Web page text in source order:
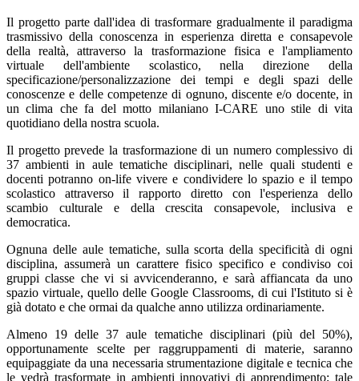
Il progetto parte dall'idea di trasformare gradualmente il paradigma
trasmissivo della conoscenza in esperienza diretta e consapevole
della realtà, attraverso la trasformazione fisica e l'ampliamento
virtuale dell'ambiente scolastico, nella direzione della
specificazione/personalizzazione dei tempi e degli spazi delle
conoscenze e delle competenze di ognuno, discente e/o docente, in
un clima che fa del motto milaniano I-CARE uno stile di vita
quotidiano della nostra scuola.
Il progetto prevede la trasformazione di un numero complessivo di
37 ambienti in aule tematiche disciplinari, nelle quali studenti e
docenti potranno on-life vivere e condividere lo spazio e il tempo
scolastico attraverso il rapporto diretto con l'esperienza dello
scambio culturale e della crescita consapevole, inclusiva e
democratica.
Ognuna delle aule tematiche, sulla scorta della specificità di ogni
disciplina, assumerà un carattere fisico specifico e condiviso coi
gruppi classe che vi si avvicenderanno, e sarà affiancata da uno
spazio virtuale, quello delle Google Classrooms, di cui l'Istituto si è
già dotato e che ormai da qualche anno utilizza ordinariamente.
Almeno 19 delle 37 aule tematiche disciplinari (più del 50%),
opportunamente scelte per raggruppamenti di materie, saranno
equipaggiate da una necessaria strumentazione digitale e tecnica che
le vedrà trasformate in ambienti innovativi di apprendimento; tale